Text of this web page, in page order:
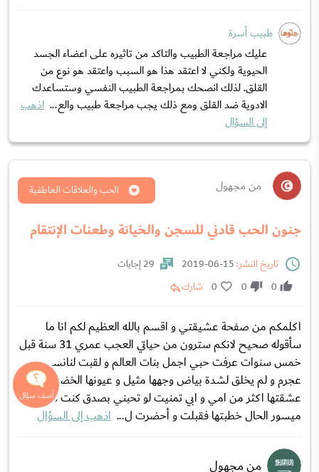
طبيب أسرة
عليك مراجعة الطبيب والتاكد من تاثيره على اعضاء الجسد
الحيوية ولكني لا اعتقد هذا هو السبب واعتقد هو نوع من
القلق. لذلك انصحك بمراجعة الطبيب النفسي وستساعدك
الادوية ضد القلق ومع ذلك يجب مراجعة طبيب والع... اذهب
إلى السؤال
من مجهول
جنون الحب قادني للسجن والخيانة وطعنات الإنتقام
الحب والعلاقات العاطفية
تاريخ النشر:
29 إجابات
0
0
0 شارك
اكلمكم من صفحة عشيقتي و اقسم بالله العظيم لكم انا ما
سأقوله صحيح لانكم سترون من حياتي العجب عمري 31 سنة قبل
خمس سنوات عرفت حبي اجمل بنات العالم و لقبت لنانسي
عجرم و لم يخلق لشدة بياض وجهها مثيل و عيونها الخضراء
عشقتها اكثر من امي و ابي تمنيت لو تحبني بصدق كنت شاب
ميسور الحال خطبتها فقبلت و أحضرت ل... اذهب إلى السؤال
من مجهول